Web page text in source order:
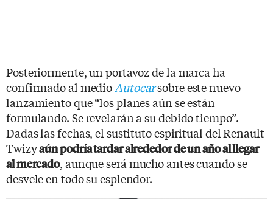
Posteriormente, un portavoz de la marca ha
confirmado al medioAutocarsobre este nuevo
lanzamiento que “los planes aún se están
formulando. Se revelarán a su debido tiempo”.
Dadas las fechas, el sustituto espiritual del Renault
Twizyaún podría tardar alrededor de un año al llegar
al mercado, aunque será mucho antes cuando se
desvele en todo su esplendor.